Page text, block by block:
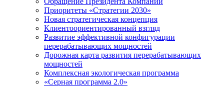
Приоритеты «Стратегии 2030»
Новая стратегическая концепция
Клиентоориентированный взгляд
Развитие эффективной конфигурации
перерабатывающих мощностей
Дорожная карта развития перерабатывающих
мощностей
Комплексная экологическая программа
«Серная программа 2.0»